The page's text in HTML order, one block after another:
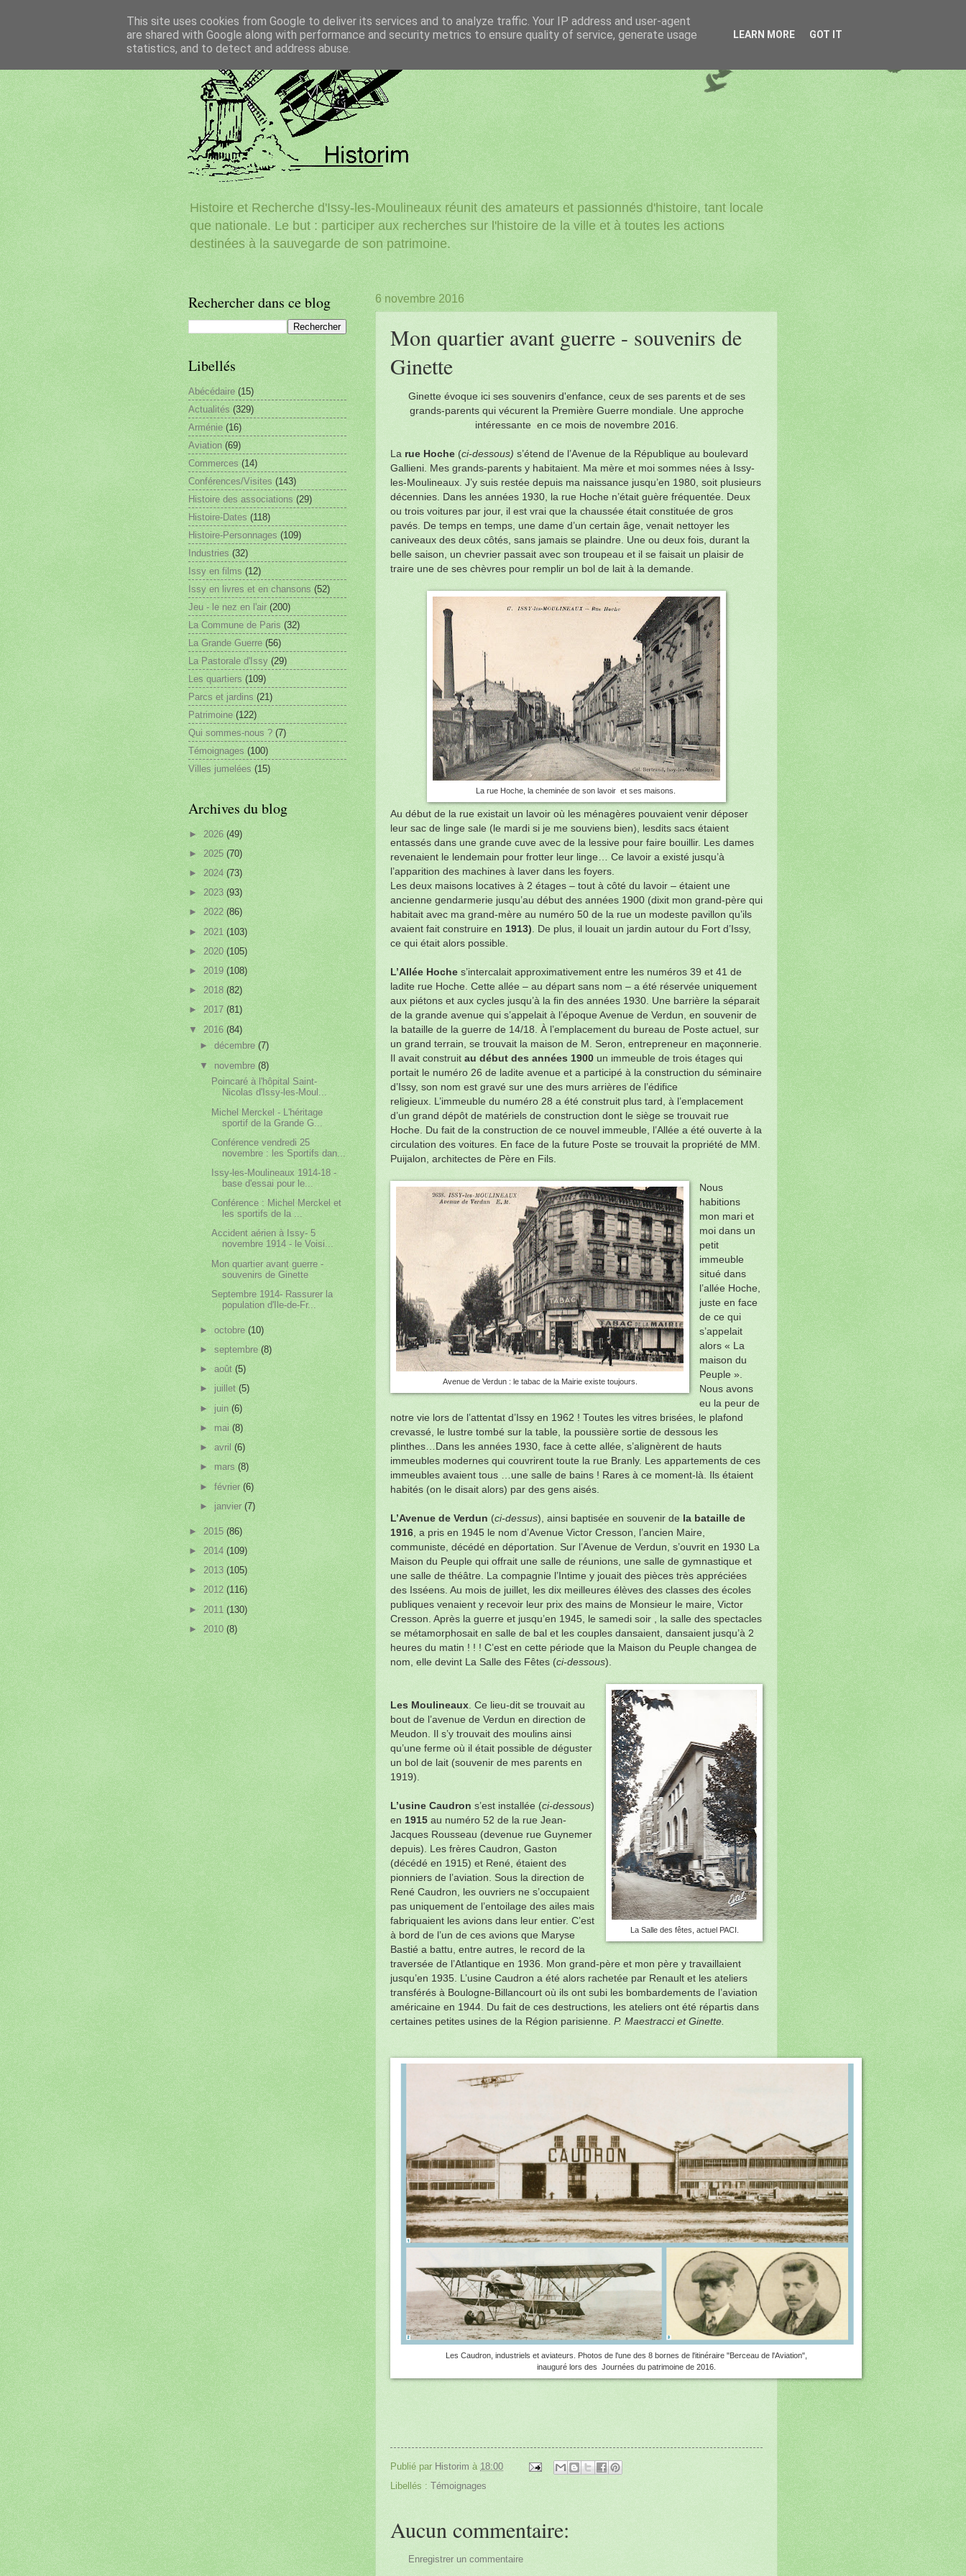
Histoire et Recherche d'Issy-les-Moulineaux réunit des amateurs et passionnés d'histoire, tant locale
que nationale. Le but : participer aux recherches sur l'histoire de la ville et à toutes les actions
destinées à la sauvegarde de son patrimoine.
6 novembre 2016
Mon quartier avant guerre - souvenirs de
Ginette
Ginette évoque ici ses souvenirs d'enfance, ceux de ses parents et de ses
grands-parents qui vécurent la Première Guerre mondiale. Une approche
intéressante en ce mois de novembre 2016.
La rue Hoche (ci-dessous) s’étend de l’Avenue de la République au boulevard
Gallieni. Mes grands-parents y habitaient. Ma mère et moi sommes nées à Issy-
les-Moulineaux. J’y suis restée depuis ma naissance jusqu’en 1980, soit plusieurs
décennies. Dans les années 1930, la rue Hoche n’était guère fréquentée. Deux
ou trois voitures par jour, il est vrai que la chaussée était constituée de gros
pavés. De temps en temps, une dame d’un certain âge, venait nettoyer les
caniveaux des deux côtés, sans jamais se plaindre. Une ou deux fois, durant la
belle saison, un chevrier passait avec son troupeau et il se faisait un plaisir de
traire une de ses chèvres pour remplir un bol de lait à la demande.
La rue Hoche, la cheminée de son lavoir et ses maisons.
Au début de la rue existait un lavoir où les ménagères pouvaient venir déposer
leur sac de linge sale (le mardi si je me souviens bien), lesdits sacs étaient
entassés dans une grande cuve avec de la lessive pour faire bouillir. Les dames
revenaient le lendemain pour frotter leur linge… Ce lavoir a existé jusqu’à
l’apparition des machines à laver dans les foyers.
Les deux maisons locatives à 2 étages – tout à côté du lavoir – étaient une
ancienne gendarmerie jusqu’au début des années 1900 (dixit mon grand-père qui
habitait avec ma grand-mère au numéro 50 de la rue un modeste pavillon qu’ils
avaient fait construire en 1913) . De plus, il louait un jardin autour du Fort d’Issy,
ce qui était alors possible.
L’Allée Hoche s’intercalait approximativement entre les numéros 39 et 41 de
ladite rue Hoche. Cette allée – au départ sans nom – a été réservée uniquement
aux piétons et aux cycles jusqu’à la fin des années 1930. Une barrière la séparait
de la grande avenue qui s’appelait à l’époque Avenue de Verdun, en souvenir de
la bataille de la guerre de 14/18. À l’emplacement du bureau de Poste actuel, sur
un grand terrain, se trouvait la maison de M. Seron, entrepreneur en maçonnerie.
Il avait construit au début des années 1900 un immeuble de trois étages qui
portait le numéro 26 de ladite avenue et a participé à la construction du séminaire
d’Issy, son nom est gravé sur une des murs arrières de l’édifice
religieux. L’immeuble du numéro 28 a été construit plus tard, à l’emplacement
d’un grand dépôt de matériels de construction dont le siège se trouvait rue
Hoche. Du fait de la construction de ce nouvel immeuble, l’Allée a été ouverte à la
circulation des voitures. En face de la future Poste se trouvait la propriété de MM.
Puijalon, architectes de Père en Fils.
Avenue de Verdun : le tabac de la Mairie existe toujours.
Nous
habitions
mon mari et
moi dans un
petit
immeuble
situé dans
l’allée Hoche,
juste en face
de ce qui
s’appelait
alors « La
maison du
Peuple ».
Nous avons
eu la peur de
notre vie lors de l’attentat d’Issy en 1962 ! Toutes les vitres brisées, le plafond
crevassé, le lustre tombé sur la table, la poussière sortie de dessous les
plinthes…Dans les années 1930, face à cette allée, s’alignèrent de hauts
immeubles modernes qui couvrirent toute la rue Branly. Les appartements de ces
immeubles avaient tous …une salle de bains ! Rares à ce moment-là. Ils étaient
habités (on le disait alors) par des gens aisés.
L’Avenue de Verdun (ci-dessus), ainsi baptisée en souvenir de la bataille de
1916 , a pris en 1945 le nom d’Avenue Victor Cresson, l’ancien Maire,
communiste, décédé en déportation. Sur l’Avenue de Verdun, s’ouvrit en 1930 La
Maison du Peuple qui offrait une salle de réunions, une salle de gymnastique et
une salle de théâtre. La compagnie l’Intime y jouait des pièces très appréciées
des Isséens. Au mois de juillet, les dix meilleures élèves des classes des écoles
publiques venaient y recevoir leur prix des mains de Monsieur le maire, Victor
Cresson. Après la guerre et jusqu’en 1945, le samedi soir , la salle des spectacles
se métamorphosait en salle de bal et les couples dansaient, dansaient jusqu’à 2
heures du matin ! ! ! C’est en cette période que la Maison du Peuple changea de
nom, elle devint La Salle des Fêtes (ci-dessous).
La Salle des fêtes, actuel PACI.
Les Moulineaux . Ce lieu-dit se trouvait au
bout de l’avenue de Verdun en direction de
Meudon. Il s’y trouvait des moulins ainsi
qu’une ferme où il était possible de déguster
un bol de lait (souvenir de mes parents en
1919).
L’usine Caudron s’est installée (ci-dessous)
en 1915 au numéro 52 de la rue Jean-
Jacques Rousseau (devenue rue Guynemer
depuis). Les frères Caudron, Gaston
(décédé en 1915) et René, étaient des
pionniers de l’aviation. Sous la direction de
René Caudron, les ouvriers ne s’occupaient
pas uniquement de l’entoilage des ailes mais
fabriquaient les avions dans leur entier. C’est
à bord de l’un de ces avions que Maryse
Bastié a battu, entre autres, le record de la
traversée de l’Atlantique en 1936. Mon grand-père et mon père y travaillaient
jusqu’en 1935. L’usine Caudron a été alors rachetée par Renault et les ateliers
transférés à Boulogne-Billancourt où ils ont subi les bombardements de l’aviation
américaine en 1944. Du fait de ces destructions, les ateliers ont été répartis dans
certaines petites usines de la Région parisienne. P. Maestracci et Ginette.
Les Caudron, industriels et aviateurs. Photos de l'une des 8 bornes de l'itinéraire "Berceau de l'Aviation",
inauguré lors des Journées du patrimoine de 2016.
Publié par Historim à 18:00
Libellés : Témoignages
Aucun commentaire:
Enregistrer un commentaire
Rechercher dans ce blog
Libellés
Abécédaire (15)
Actualités (329)
Arménie (16)
Aviation (69)
Commerces (14)
Conférences/Visites (143)
Histoire des associations (29)
Histoire-Dates (118)
Histoire-Personnages (109)
Industries (32)
Issy en films (12)
Issy en livres et en chansons (52)
Jeu - le nez en l'air (200)
La Commune de Paris (32)
La Grande Guerre (56)
La Pastorale d'Issy (29)
Les quartiers (109)
Parcs et jardins (21)
Patrimoine (122)
Qui sommes-nous ? (7)
Témoignages (100)
Villes jumelées (15)
Archives du blog
► 2026 (49)
► 2025 (70)
► 2024 (73)
► 2023 (93)
► 2022 (86)
► 2021 (103)
► 2020 (105)
► 2019 (108)
► 2018 (82)
► 2017 (81)
▼ 2016 (84)
►décembre(7)
▼ novembre(8)
Poincaré à l'hôpital Saint-
Nicolas d'Issy-les-Moul...
Michel Merckel - L'héritage
sportif de la Grande G...
Conférence vendredi 25
novembre : les Sportifs dan...
Issy-les-Moulineaux 1914-18 -
base d'essai pour le...
Conférence : Michel Merckel et
les sportifs de la ...
Accident aérien à Issy- 5
novembre 1914 - le Voisi...
Mon quartier avant guerre -
souvenirs de Ginette
Septembre 1914- Rassurer la
population d'Ile-de-Fr...
►octobre(10)
►septembre(8)
►août(5)
► juillet(5)
►juin(6)
► mai(8)
►avril(6)
► mars(8)
►février(6)
► janvier(7)
► 2015 (86)
► 2014 (109)
► 2013 (105)
► 2012 (116)
► 2011 (130)
► 2010 (8)
This site uses cookies from Google to deliver its services and to analyze traffic. Your IP address and user-agent
are shared with Google along with performance and security metrics to ensure quality of service, generate usage
statistics, and to detect and address abuse.
LEARN MORE GOT IT